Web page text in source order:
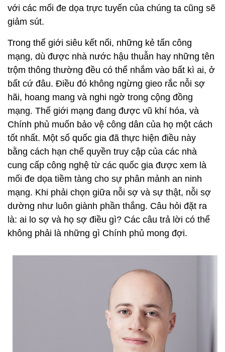
với các mối đe dọa trực tuyến của chúng ta cũng sẽ
giảm sút.
Trong thế giới siêu kết nối, những kẻ tấn công
mạng, dù được nhà nước hậu thuẫn hay những tên
trộm thông thường đều có thể nhắm vào bất kì ai, ở
bất cứ đâu. Điều đó không ngừng gieo rắc nỗi sợ
hãi, hoang mang và nghi ngờ trong cộng đồng
mạng. Thế giới mạng đang được vũ khí hóa, và
Chính phủ muốn bảo vệ công dân của họ một cách
tốt nhất. Một số quốc gia đã thực hiện điều này
bằng cách hạn chế quyền truy cập của các nhà
cung cấp công nghệ từ các quốc gia được xem là
mối đe dọa tiềm tàng cho sự phân mảnh an ninh
mạng. Khi phải chọn giữa nỗi sợ và sự thật, nỗi sợ
dường như luôn giành phần thắng. Câu hỏi đặt ra
là: ai lo sợ và họ sợ điều gì? Các câu trả lời có thể
không phải là những gì Chính phủ mong đợi.